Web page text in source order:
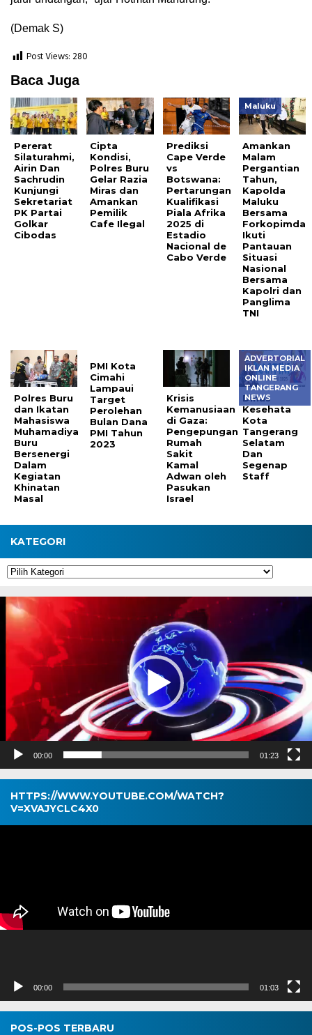
(Demak S)
Post Views:280
Baca Juga
Pererat
Silaturahmi,
Airin Dan
Sachrudin
Kunjungi
Sekretariat
PK Partai
Golkar
Cibodas
Cipta
Kondisi,
Polres Buru
Gelar Razia
Miras dan
Amankan
Pemilik
Cafe Ilegal
Prediksi
Cape Verde
vs
Botswana:
Pertarungan
Kualifikasi
Piala Afrika
2025 di
Estadio
Nacional de
Cabo Verde
Maluku
Amankan
Malam
Pergantian
Tahun,
Kapolda
Maluku
Bersama
Forkopimda
Ikuti
Pantauan
Situasi
Nasional
Bersama
Kapolri dan
Panglima
TNI
Polres Buru
dan Ikatan
Mahasiswa
Muhamadiya
Buru
Bersenergi
Dalam
Kegiatan
Khinatan
Masal
PMI Kota
Cimahi
Lampaui
Target
Perolehan
Bulan Dana
PMI Tahun
2023
Krisis
Kemanusiaan
di Gaza:
Pengepungan
Rumah
Sakit
Kamal
Adwan oleh
Pasukan
Israel
ADVERTORIAL
IKLAN MEDIA
ONLINE
TANGERANG
NEWS
Dinas
Kesehata
Kota
Tangerang
Selatam
Dan
Segenap
Staff
KATEGORI
Kategori
Pemutar
Video
00:00 01:23
HTTPS://WWW.YOUTUBE.COM/WATCH?
V=XVAJYCLC4X0
Pemutar
00:00 01:03
POS-POS TERBARU